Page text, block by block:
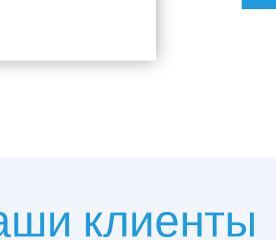
клиенты